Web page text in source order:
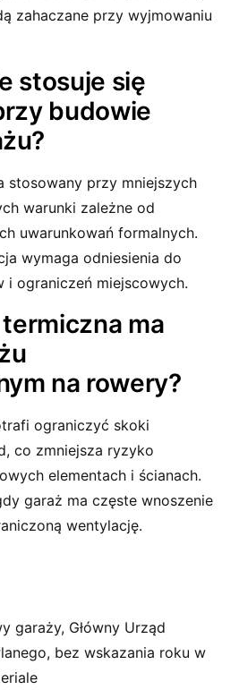
zahaczane przy wyjmowaniu
stosuje się
budowie
stosowany przy mniejszych
warunki zależne od
uwarunkowań formalnych.
wymaga odniesienia do
i ograniczeń miejscowych.
ma
na rowery?
ograniczyć skoki
co zmniejsza ryzyko
elementach i ścianach.
garaż ma częste wnoszenie
wentylację.
garaży, Główny Urząd
bez wskazania roku w